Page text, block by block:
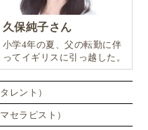
久保純子さん
小学4年の夏、父の転勤に伴
ってイギリスに引っ越した。
レント）
セラピスト）